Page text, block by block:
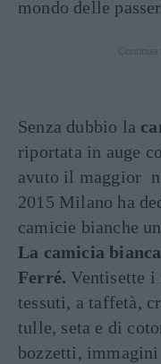
mondo delle
Senza dubbio la
riportata in auge
avuto il maggior
2015 Milano ha
camicie bianche
La camicia
Ferré.Ventisette
tessuti, a taffetà,
tulle, seta e di
bozzetti,